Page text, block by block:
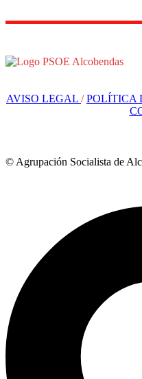
AVISO LEGAL /POLÍTICA
© Agrupación Socialista de